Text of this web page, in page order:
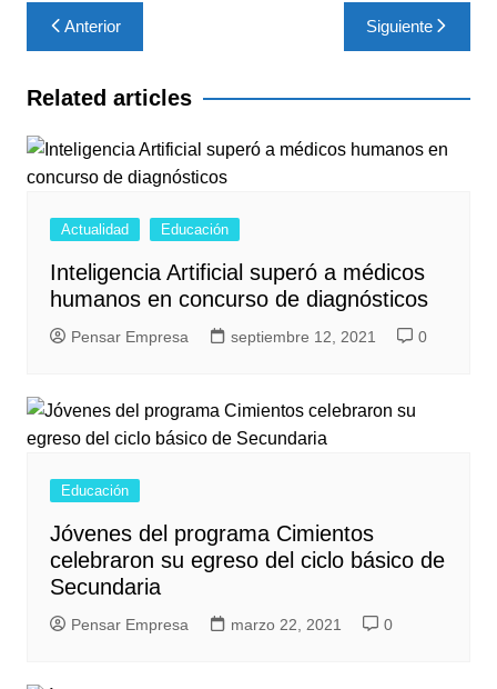
Navegación
de
entradas
Anterior Siguiente
Related articles
Actualidad Educación
Inteligencia Artificial superó a médicos
humanos en concurso de diagnósticos
Pensar Empresa septiembre 12, 2021 0
Educación
Jóvenes del programa Cimientos
celebraron su egreso del ciclo básico de
Secundaria
Pensar Empresa marzo 22, 2021 0